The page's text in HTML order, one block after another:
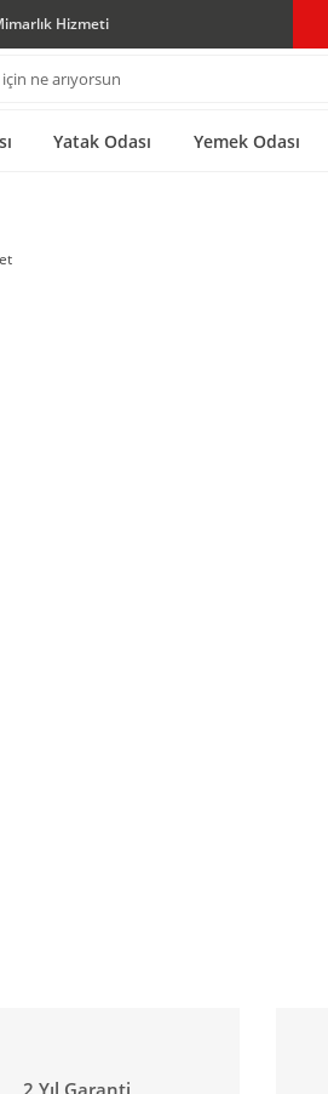
Hizmeti
Yatak Odası Yemek Odası
2 Yıl Garanti